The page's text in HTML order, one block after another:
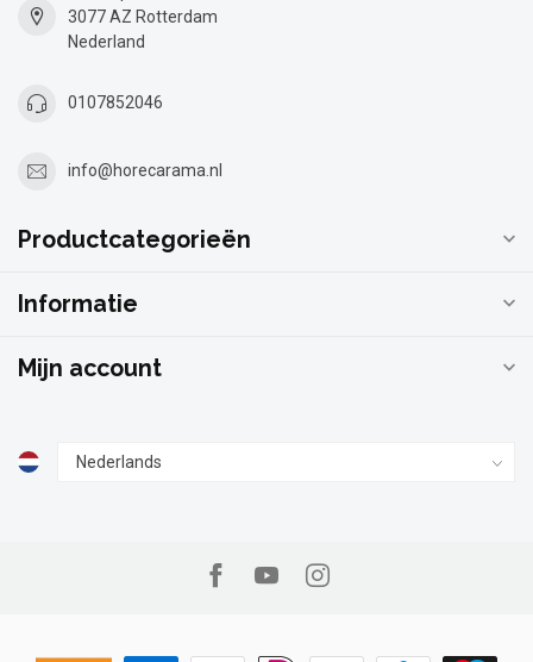
3077 AZ Rotterdam
Nederland
0107852046
info@horecarama.nl
Productcategorieën
Informatie
Mijn account